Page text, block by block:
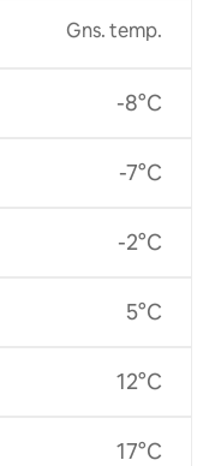
Gns. temp.
-8°C
-7°C
-2°C
5°C
12°C
17°C